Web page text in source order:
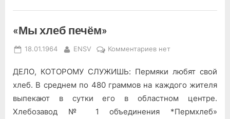
«Мы хлеб печём»
Posted
18.01.1964 By
ENSV Комментариевк
«Мы
хлеб
нет
ДЕЛО, КОТОРОМУ СЛУЖИШЬ: Пермяки любят свой
хлеб. В среднем по 480 граммов на каждого жителя
выпекают в сутки его в областном центре.
Хлебозавод № 1 объединения *Пермхлеб»